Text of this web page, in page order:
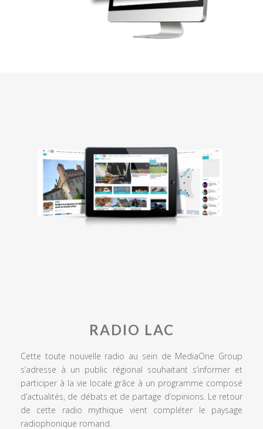
RADIO LAC
Cette toute nouvelle radio au sein de MediaOne Group
s’adresse à un public régional souhaitant s’informer et
participer à la vie locale grâce à un programme composé
d’actualités, de débats et de partage d’opinions. Le retour
de cette radio mythique vient compléter le paysage
radiophonique romand.